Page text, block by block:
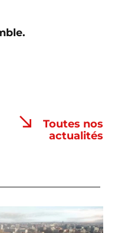
Toutes nos
actualités